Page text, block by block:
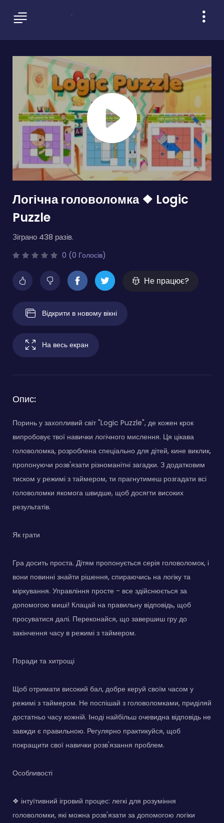
Логічна головоломка ❖ Logic
Puzzle
Зіграно 438 разів.
0 (0 Голосів)
Не працює?
Відкрити в новому вікні
На весь екран
Опис:
Поринь у захопливий світ "Logic Puzzle", де кожен крок
випробовує твої навички логічного мислення. Ця цікава
головоломка, розроблена спеціально для дітей, кине виклик,
пропонуючи розв'язати різноманітні загадки. З додатковим
тиском у режимі з таймером, ти прагнутимеш розгадати всі
головоломки якомога швидше, щоб досягти високих
результатів.
Як грати
Гра досить проста. Дітям пропонується серія головоломок, і
вони повинні знайти рішення, спираючись на логіку та
міркування. Управління просте - все здійснюється за
допомогою миші! Клацай на правильну відповідь, щоб
просуватися далі. Переконайся, що завершиш гру до
закінчення часу в режимі з таймером.
Поради та хитрощі
Щоб отримати високий бал, добре керуй своїм часом у
режимі з таймером. Не поспішай з головоломками, приділяй
достатньо часу кожній. Іноді найбільш очевидна відповідь не
завжди є правильною. Регулярно практикуйся, щоб
покращити свої навички розв'язання проблем.
Особливості
❖ інтуїтивний ігровий процес: легкі для розуміння
головоломки, які можна розв'язати за допомогою логіки